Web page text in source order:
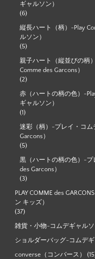
ギャルソン）
(6)
縦長ハート（柄）-Play
ルソン）
(5)
親子ハート（縦並びの柄
Comme des Garcons）
(2)
赤（ハートの柄の色）-
ギャルソン）
(1)
迷彩（柄）-プレイ・コム
Garcons）
(5)
黒（ハートの柄の色）-プ
des Garcons）
(3)
PLAY COMME des
ン キッズ）
(37)
雑貨・小物-コムデギャル
ショルダーバッグ-コムデ
converse（コンバース）